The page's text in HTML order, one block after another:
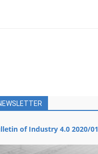
of Industry 4.0 2020/01